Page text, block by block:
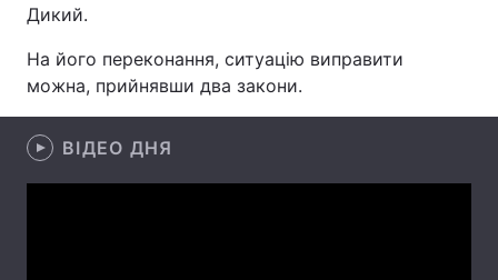
Послуги
Дикий.
На його переконання, ситуацію виправити
можна, прийнявши два закони.
ВІДЕО ДНЯ